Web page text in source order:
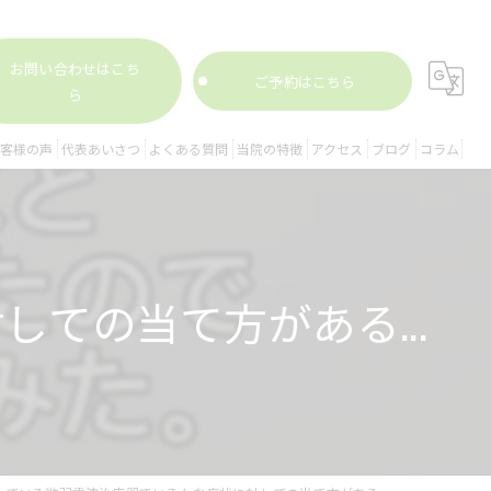
お問い合わせはこち
ら
ご予約はこちら
様の声 代表あいさつ よくある質問 当院の特徴
姿勢矯正
アクセス ブログ コラム
ての当て方がある...